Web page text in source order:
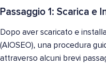
Passaggio 1: Scarica e
Dopo aver scaricato e
(AIOSEO), una procedura
attraverso alcuni brevi